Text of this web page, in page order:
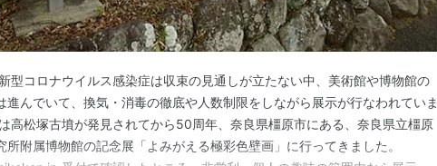
型コロナウイルス感染症は収束の見通しが立たない中、美術館や博物館の
進んでいて、換気・消毒の徹底や人数制限をしながら展示が行なわれていま
高松塚古墳が発見されてから50周年、奈良県橿原市にある、奈良県立橿原
所附属博物館の記念展「よみがえる極彩色壁画」に行ってきました。